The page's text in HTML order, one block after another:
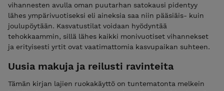
vihannesten avulla oman puutarhan satokausi pidentyy
lähes ympärivuotiseksi eli aineksia saa niin pääsiäis- kuin
joulupöytään. Kasvatustilat voidaan hyödyntää
tehokkaammin, sillä lähes kaikki monivuotiset vihannekset
ja erityisesti yrtit ovat vaatimattomia kasvupaikan suhteen.
Uusia makuja ja reilusti ravinteita
Tämän kirjan lajien ruokakäyttö on tuntematonta melkein